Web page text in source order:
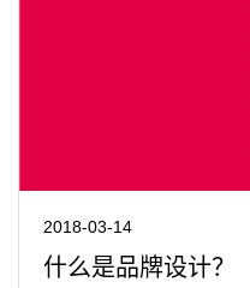
2018-03-14
什么是品牌设计？